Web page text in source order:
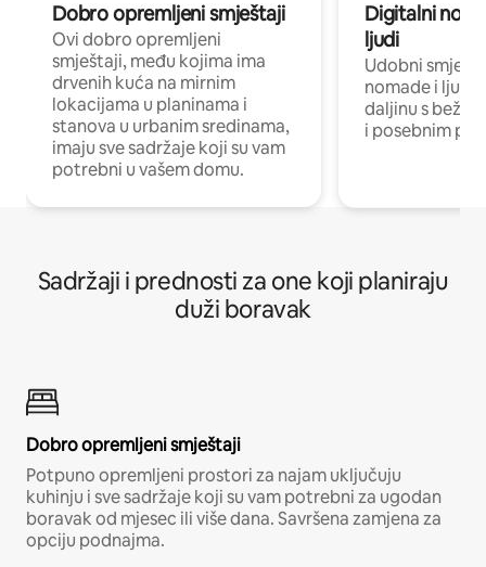
Dobro opremljeni smještaji
Ovi dobro opremljeni
smještaji, među kojima ima
drvenih kuća na mirnim
lokacijama u planinama i
stanova u urbanim sredinama,
imaju sve sadržaje koji su vam
potrebni u vašem domu.
Digitalni
ljudi
Udobni
nomade i ljude
daljinu s
i posebnim
Sadržaji i prednosti za one koji planiraju
duži boravak
Dobro opremljeni smještaji
Potpuno opremljeni prostori za najam uključuju
kuhinju i sve sadržaje koji su vam potrebni za ugodan
boravak od mjesec ili više dana. Savršena zamjena za
opciju podnajma.